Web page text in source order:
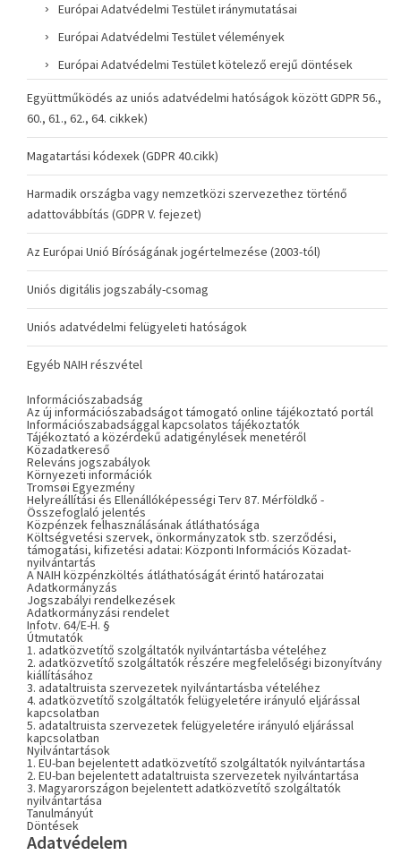
Európai Adatvédelmi Testület iránymutatásai
Európai Adatvédelmi Testület vélemények
Európai Adatvédelmi Testület kötelező erejű döntések
Együttműködés az uniós adatvédelmi hatóságok között GDPR 56.,
60., 61., 62., 64. cikkek)
Magatartási kódexek (GDPR 40.cikk)
Harmadik országba vagy nemzetközi szervezethez történő
adattovábbítás (GDPR V. fejezet)
Az Európai Unió Bíróságának jogértelmezése (2003-tól)
Uniós digitális jogszabály-csomag
Uniós adatvédelmi felügyeleti hatóságok
Egyéb NAIH részvétel
Információszabadság
Az új információszabadságot támogató online tájékoztató portál
Információszabadsággal kapcsolatos tájékoztatók
Tájékoztató a közérdekű adatigénylések menetéről
Közadatkereső
Releváns jogszabályok
Környezeti információk
Tromsøi Egyezmény
Helyreállítási és Ellenállóképességi Terv 87. Mérföldkő -
Összefoglaló jelentés
Közpénzek felhasználásának átláthatósága
Költségvetési szervek, önkormányzatok stb. szerződési,
támogatási, kifizetési adatai: Központi Információs Közadat-
nyilvántartás
A NAIH közpénzköltés átláthatóságát érintő határozatai
Adatkormányzás
Jogszabályi rendelkezések
Adatkormányzási rendelet
Infotv. 64/E-H. §
Útmutatók
1. adatközvetítő szolgáltatók nyilvántartásba vételéhez
2. adatközvetítő szolgáltatók részére megfelelőségi bizonyítvány
kiállításához
3. adataltruista szervezetek nyilvántartásba vételéhez
4. adatközvetítő szolgáltatók felügyeletére irányuló eljárással
kapcsolatban
5. adataltruista szervezetek felügyeletére irányuló eljárással
kapcsolatban
Nyilvántartások
1. EU-ban bejelentett adatközvetítő szolgáltatók nyilvántartása
2. EU-ban bejelentett adataltruista szervezetek nyilvántartása
3. Magyarországon bejelentett adatközvetítő szolgáltatók
nyilvántartása
Tanulmányút
Döntések
Adatvédelem